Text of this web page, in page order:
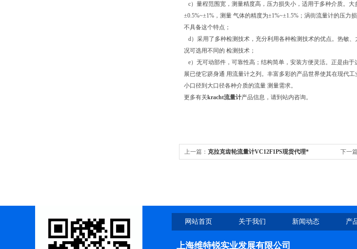
c）量程范围宽，测量精度高，压力损失小，适用于多种介质。
±0.5%~±1%，测量 气体的精度为±1%~±1.5%；涡街流量计的压
不具备这个特点；
d）采用了多种检测技术，充分利用各种检测技术的优点。热敏
况可选用不同的 检测技术；
e）无可动部件，可靠性高；结构简单，安装方便灵活。正是由
展已使它跻身通 用流量计之列。丰富多彩的产品世界使其在现代
小口径到大口径各种介质的流量 测量需求。
更多有关kracht流量计产品信息，请到站内咨询。
上一篇： 克拉克齿轮流量计VC12F1PS现货代理* 下一
网站首页 关于我们 新闻动态 产
上海维特锐实业发展有限公司